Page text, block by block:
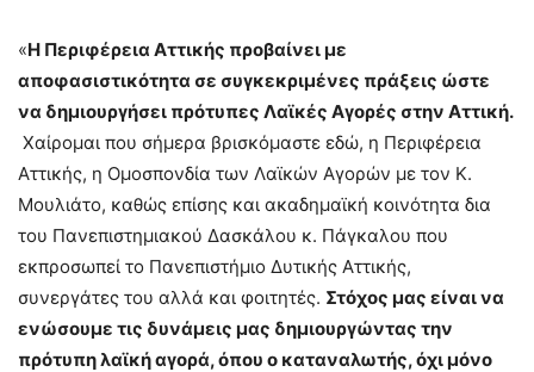
«Η Περιφέρεια Αττικής προβαίνει με
αποφασιστικότητα σε συγκεκριμένες πράξεις ώστε
να δημιουργήσει πρότυπες Λαϊκές Αγορές στην Αττική.
Χαίρομαι που σήμερα βρισκόμαστε εδώ, η Περιφέρεια
Αττικής, η Ομοσπονδία των Λαϊκών Αγορών με τον Κ.
Μουλιάτο, καθώς επίσης και ακαδημαϊκή κοινότητα δια
του Πανεπιστημιακού Δασκάλου κ. Πάγκαλου που
εκπροσωπεί το Πανεπιστήμιο Δυτικής Αττικής,
συνεργάτες του αλλά και φοιτητές. Στόχος μας είναι να
ενώσουμε τις δυνάμεις μας δημιουργώντας την
πρότυπη λαϊκή αγορά, όπου ο καταναλωτής, όχι μόνο